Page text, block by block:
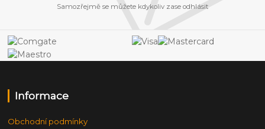
Samozřejmě se můžete kdykoliv zase odhlásit
Informace
Obchodní podmínky